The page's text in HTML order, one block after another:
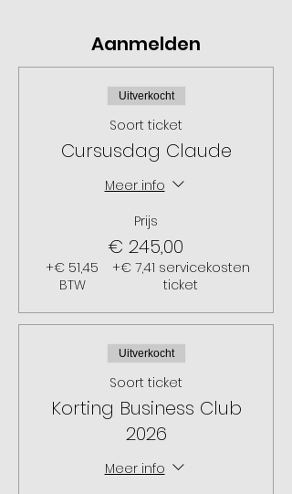
Aanmelden
Uitverkocht
Soort ticket
Cursusdag Claude
Meer info
Prijs
€ 245,00
+€ 51,45
BTW
+€ 7,41 servicekosten
ticket
Uitverkocht
Soort ticket
Korting Business Club
2026
Meer info